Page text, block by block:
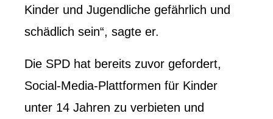
Kinder und Jugendliche gefährlich und
schädlich sein“, sagte er.
Die SPD hat bereits zuvor gefordert,
Social-Media-Plattformen für Kinder
unter 14 Jahren zu verbieten und